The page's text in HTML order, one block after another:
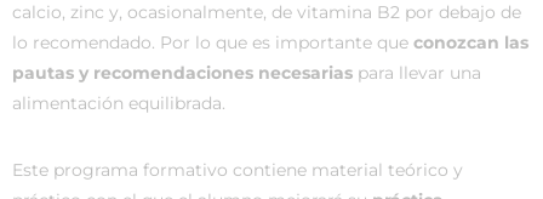
calcio, zinc y, ocasionalmente, de vitamina B2 por debajo de
lo recomendado. Por lo que es importante que conozcan las
pautas y recomendaciones necesarias para llevar una
alimentación equilibrada.
Este programa formativo contiene material teórico y